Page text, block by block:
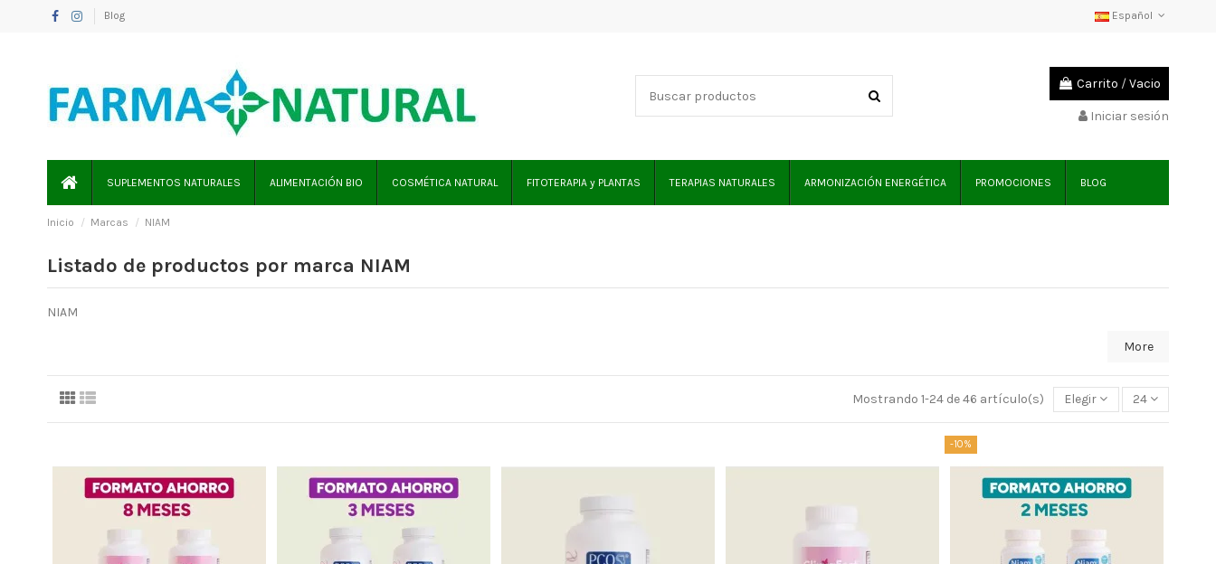
Blog Español
Carrito /Vacio
Iniciar sesión
SUPLEMENTOS NATURALES ALIMENTACIÓN BIO COSMÉTICA NATURAL FITOTERAPIA y PLANTAS TERAPIAS NATURALES ARMONIZACIÓN ENERGÉTICA PROMOCIONES BLOG
Inicio Marcas NIAM
Listado de productos por marca NIAM
NIAM
More
Mostrando 1-24 de 46 artículo(s) Elegir 24
-10%